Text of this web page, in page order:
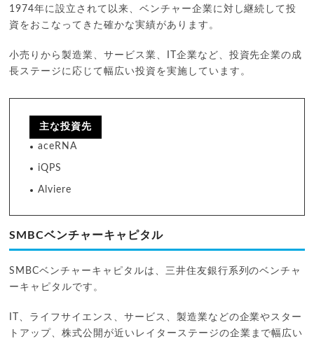
1974年に設立されて以来、ベンチャー企業に対し継続して投
資をおこなってきた確かな実績があります。
小売りから製造業、サービス業、IT企業など、投資先企業の成
長ステージに応じて幅広い投資を実施しています。
主な投資先
aceRNA
iQPS
Alviere
SMBCベンチャーキャピタル
SMBCベンチャーキャピタルは、三井住友銀行系列のベンチャ
ーキャピタルです。
IT、ライフサイエンス、サービス、製造業などの企業やスター
トアップ、株式公開が近いレイターステージの企業まで幅広い